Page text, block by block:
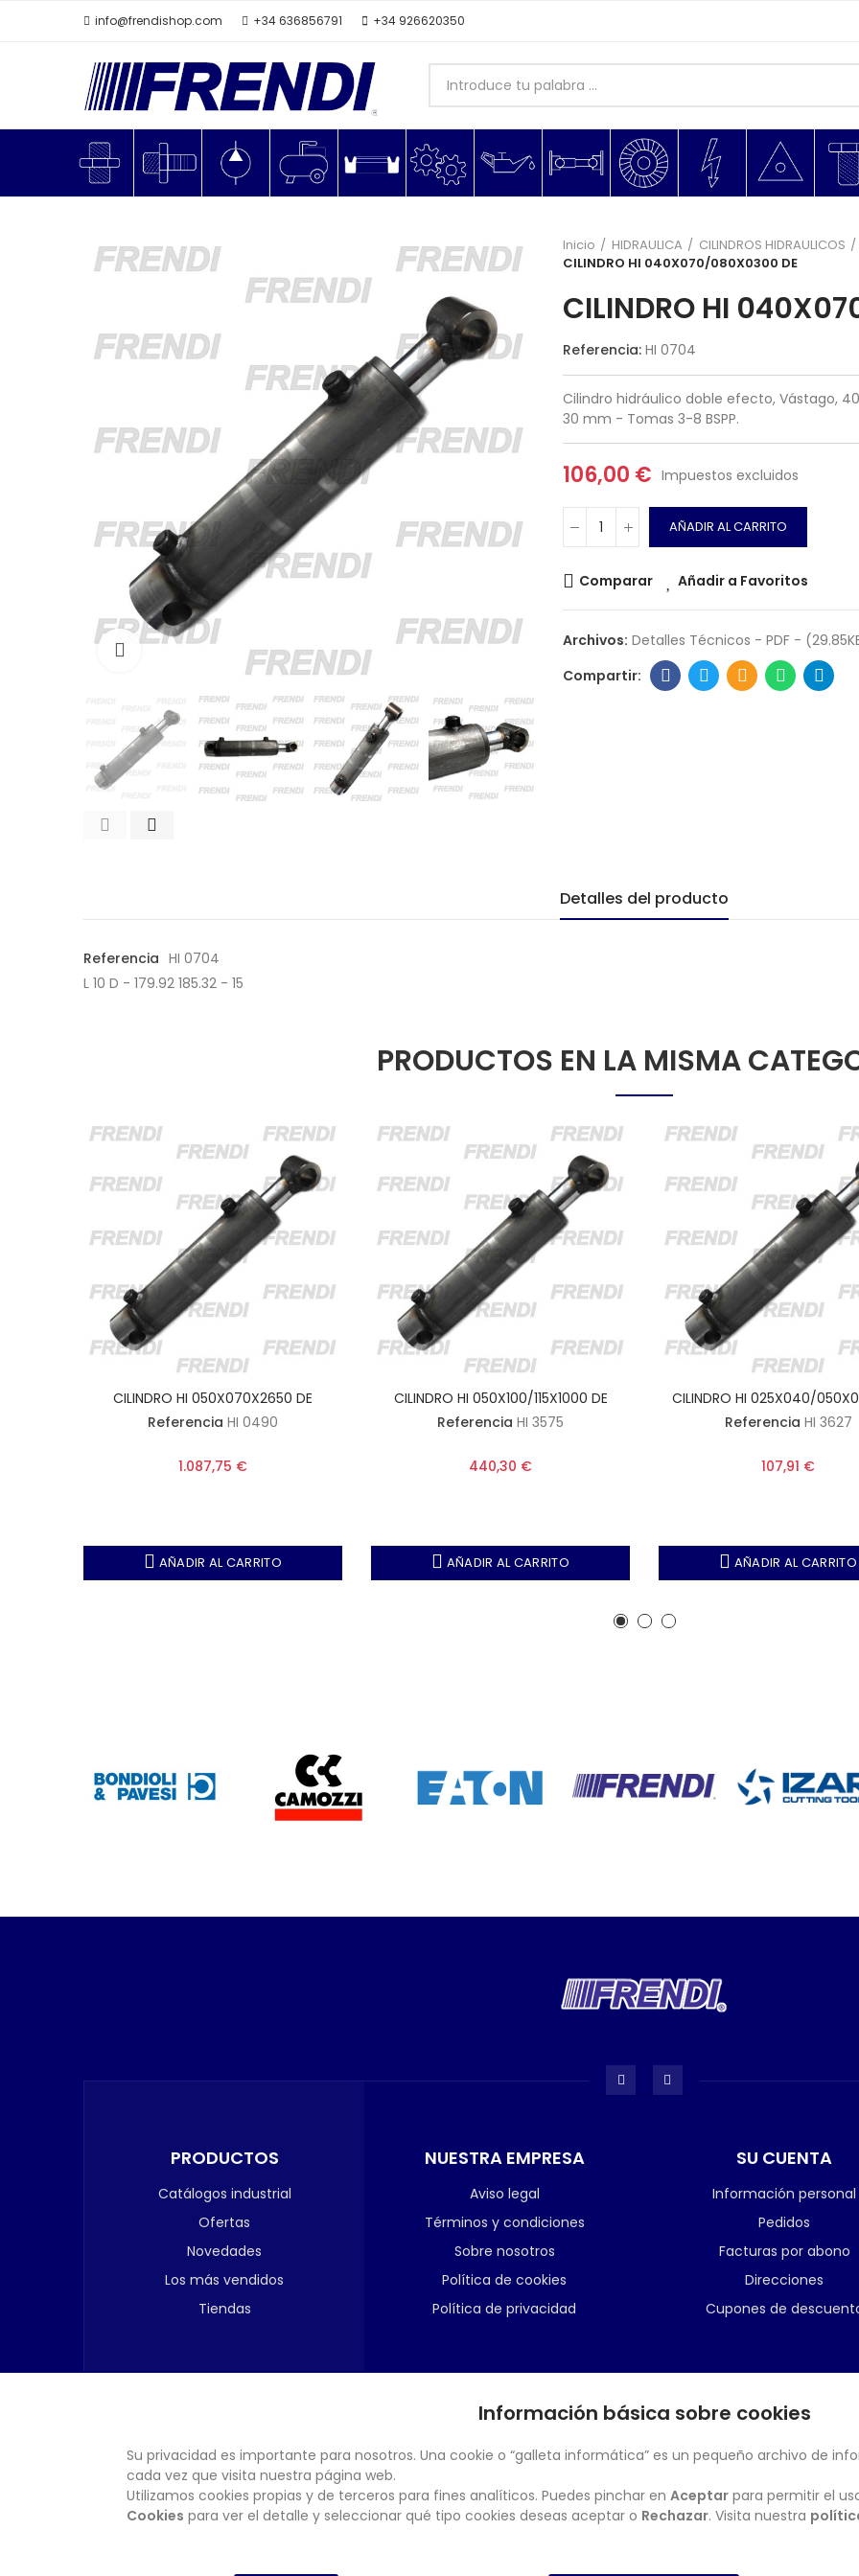
info@frendishop.com +34 636856791 +34 926620350
Click para agrandar
Inicio HIDRAULICA
CILINDROS HIDRAULICOS
CILINDRO HI 040X070/080X0300 DE
CILINDRO HI
Referencia: HI 0704
Cilindro hidráulico doble efecto, Vástago,
30 mm - Tomas 3-8 BSPP.
106,00 € Impuestos excluidos
AÑADIR AL CARRITO
Comparar Añadir a Favoritos
Archivos: Detalles Técnicos - PDF -
Detalles del producto
Referencia HI 0704
L 10 D - 179.92 185.32 - 15
PRODUCTOS EN LA MISMA
CILINDRO HI 050X070X2650 DE
Referencia HI 0490
1.087,75 €
AÑADIR AL CARRITO
CILINDRO HI 050X100/115X1000 DE
Referencia HI 3575
440,30 €
AÑADIR AL CARRITO
CILINDRO HI 025X040/
Referencia HI 3627
107,91 €
AÑADIR AL CARRITO
PRODUCTOS
Catálogos industrial
Ofertas
Novedades
Los más vendidos
Tiendas
NUESTRA EMPRESA
Aviso legal
Términos y condiciones
Sobre nosotros
Política de cookies
Política de privacidad
SU CUENTA
Información personal
Pedidos
Facturas por abono
Direcciones
Cupones de
BOLETÍN
Información básica sobre cookies
Su privacidad es importante para nosotros. Una cookie o “galleta informática” es un pequeño archivo de
cada vez que visita nuestra página web.
Utilizamos cookies propias y de terceros para fines analíticos. Puedes pinchar en Aceptar para permitir el
Cookies para ver el detalle y seleccionar qué tipo cookies deseas aceptar o Rechazar. Visita nuestra